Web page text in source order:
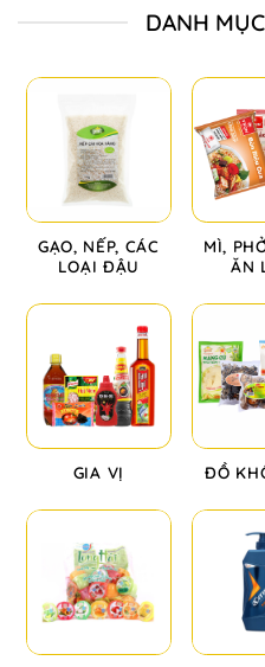
DANH
GẠO, NẾP, CÁC
LOẠI ĐẬU
MÌ,
ĂN
GIA VỊ ĐỒ